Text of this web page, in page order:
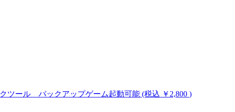
クツール バックアップゲーム起動可能 (税込 ￥2,800 )